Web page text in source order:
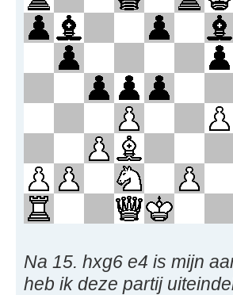
Na 15. hxg6 e4 is mijn
heb ik deze partij